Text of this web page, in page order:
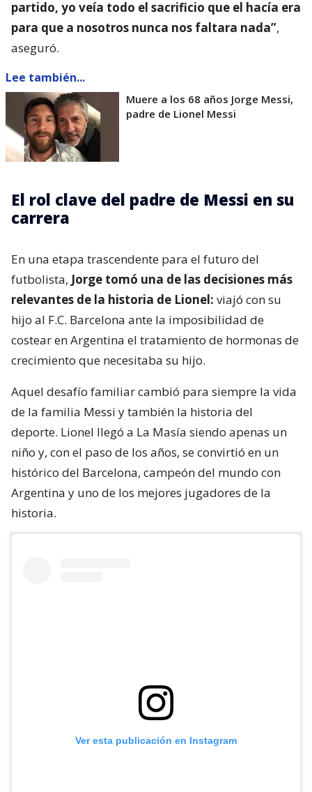
partido, yo veía todo el sacrificio que el hacía era
para que a nosotros nunca nos faltara nada”,
aseguró.
Lee también...
Muere a los 68 años Jorge Messi,
padre de Lionel Messi
El rol clave del padre de Messi en su
carrera
En una etapa trascendente para el futuro del
futbolista, Jorge tomó una de las decisiones más
relevantes de la historia de Lionel: viajó con su
hijo al F.C. Barcelona ante la imposibilidad de
costear en Argentina el tratamiento de hormonas de
crecimiento que necesitaba su hijo.
Aquel desafío familiar cambió para siempre la vida
de la familia Messi y también la historia del
deporte. Lionel llegó a La Masía siendo apenas un
niño y, con el paso de los años, se convirtió en un
histórico del Barcelona, campeón del mundo con
Argentina y uno de los mejores jugadores de la
historia.
Ver esta publicación en Instagram